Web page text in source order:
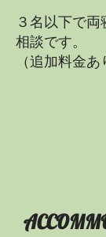
３名以下で
相談です。
（追加料金あ